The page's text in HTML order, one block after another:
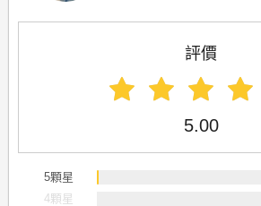
評價
5.00
5顆星
4顆星